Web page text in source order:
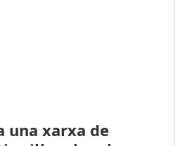
una xarxa de